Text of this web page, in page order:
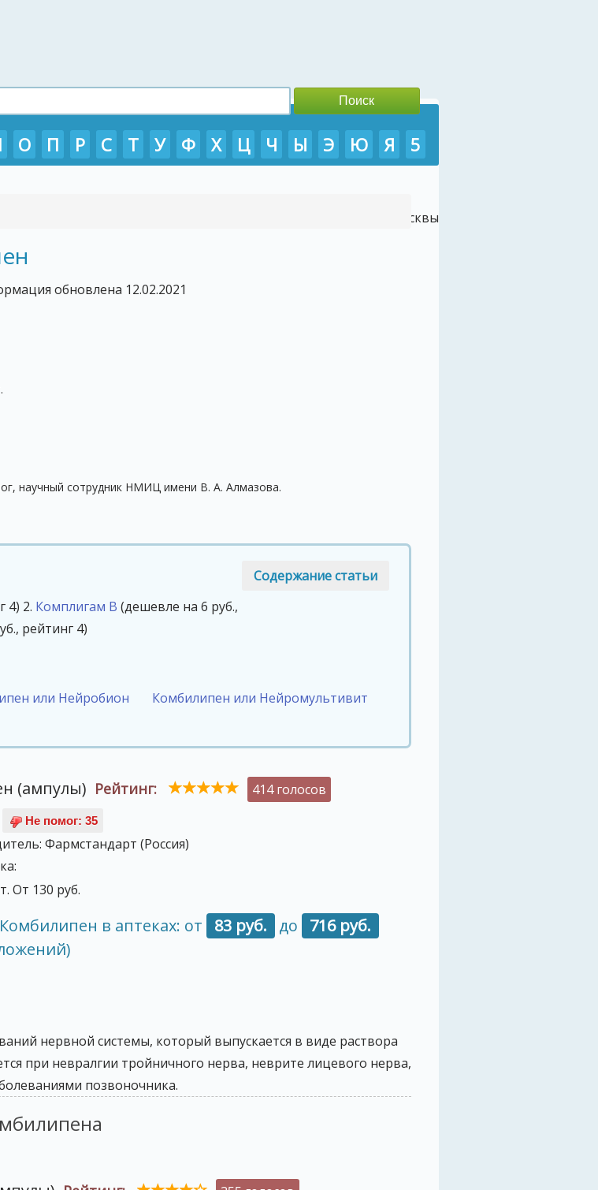
- Туры во Вьетнам из Москвы
О П Р С Т У Ф Х Ц Ч Ы Э Ю Я 5
обновлена 12.02.2021
научный сотрудник НМИЦ имени В. А. Алмазова.
Содержание статьи
4) 2. Комплигам В (дешевле на 6 руб.,
рейтинг 4)
или Нейробион
Комбилипен или Нейромультивит
(ампулы) Рейтинг: 414 голосов
Фармстандарт (Россия)
От 130 руб.
в аптеках: от 83 руб. до
716 руб.
нервной системы, который выпускается в виде раствора
при невралгии тройничного нерва, неврите лицевого нерва,
позвоночника.